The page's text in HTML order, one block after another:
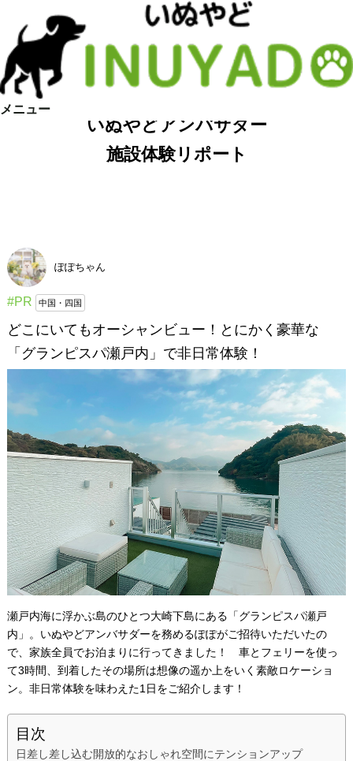
メニュー
いぬやどアンバサダー
施設体験リポート
ぽぽちゃん
#PR 中国・四国
どこにいてもオーシャンビュー！とにかく豪華な
「グランピスパ瀬戸内」で非日常体験！
瀬戸内海に浮かぶ島のひとつ大崎下島にある「グランピスパ瀬戸
内」。いぬやどアンバサダーを務めるぽぽがご招待いただいたの
で、家族全員でお泊まりに行ってきました！ 車とフェリーを使っ
て3時間、到着したその場所は想像の遥か上をいく素敵ロケーショ
ン。非日常体験を味わえた1日をご紹介します！
目次
日差し差し込む開放的なおしゃれ空間にテンションアップ